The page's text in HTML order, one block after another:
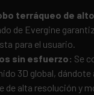
terráqueo de alto
de Evergine
para el usuario.
sin esfuerzo: Se
3D global,
de alta resolución y